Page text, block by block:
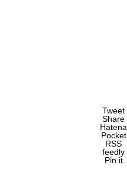
Tweet
Share
Hatena
Pocket
RSS
feedly
Pin it